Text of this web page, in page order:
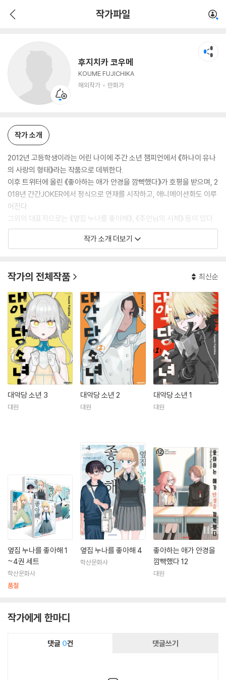
작가파일
후지치카 코우메
KOUME FUJICHIKA
해외작가
만화가
작가 소개
2012년 고등학생이라는 어린 나이에 주간 소년 챔피언에서 《하나이 유나
의 사랑의 형태》라는 작품으로 데뷔한다.
이후 트위터에 올린 《좋아하는 애가 안경을 깜빡했다》가 호평을 받으며, 2
018년 간간JOKER에서 정식으로 연재를 시작하고, 애니메이션화도 이루
어진다.
그외의 대표작으로는 《옆집 누나를 좋아해》, 《주인님의 시체》 등이 있다.
작가 소개 더보기
작가의 전체작품 최신순
대악당 소년 3
대원
대악당 소년 2
대원
대악당 소년 1
대원
옆집 누나를 좋아해 1
~4권 세트
학산문화사
품절
옆집 누나를 좋아해 4
학산문화사
좋아하는 애가 안경을
깜빡했다 12
대원
작가에게 한마디
댓글 0건 댓글쓰기